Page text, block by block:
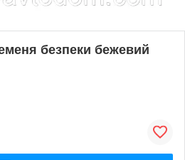
безпеки бежевий